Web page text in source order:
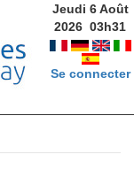
Jeudi 6 Août
2026 03h31
Se connecter